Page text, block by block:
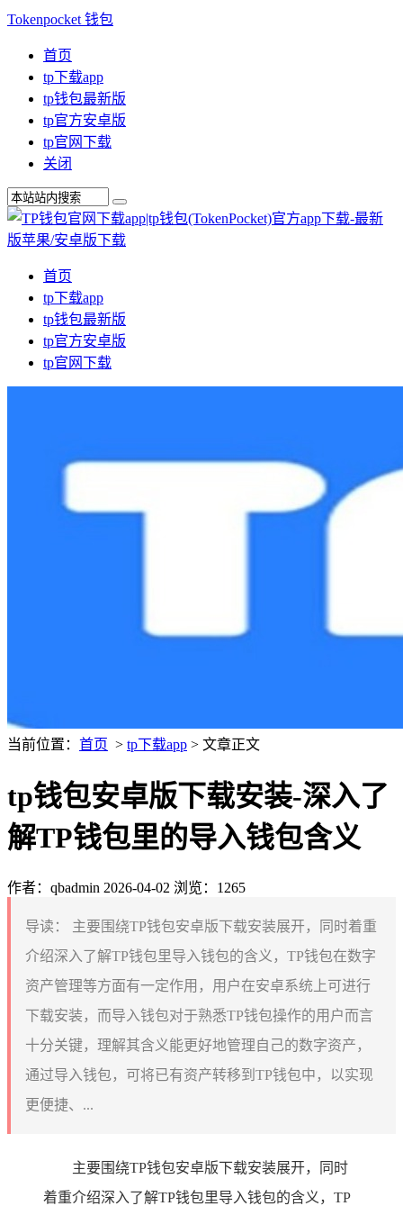
Tokenpocket 钱包
首页
tp下载app
tp钱包最新版
tp官方安卓版
tp官网下载
关闭
首页
tp下载app
tp钱包最新版
tp官方安卓版
tp官网下载
当前位置： 首页 > tp下载app > 文章正文
tp钱包安卓版下载安装-深入了
解TP钱包里的导入钱包含义
作者：qbadmin 2026-04-02 浏览：1265
导读：
主要围绕TP钱包安卓版下载安装展开，同时着重
介绍深入了解TP钱包里导入钱包的含义，TP钱包在数字
资产管理等方面有一定作用，用户在安卓系统上可进行
下载安装，而导入钱包对于熟悉TP钱包操作的用户而言
十分关键，理解其含义能更好地管理自己的数字资产，
通过导入钱包，可将已有资产转移到TP钱包中，以实现
更便捷、...
主要围绕TP钱包安卓版下载安装展开，同时
着重介绍深入了解TP钱包里导入钱包的含义，TP